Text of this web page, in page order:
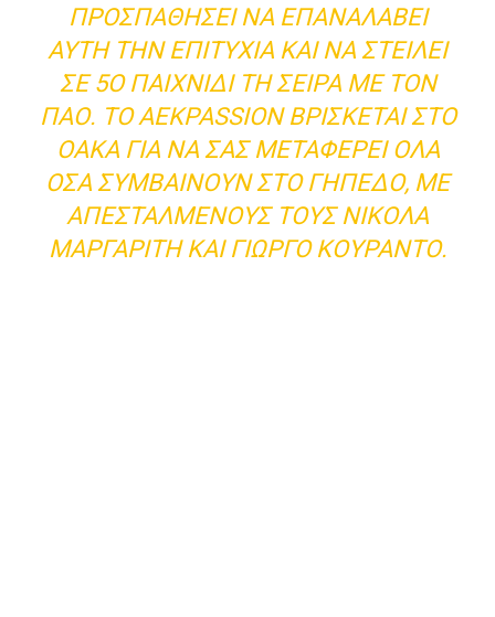
ΠΡΟΣΠΑΘΉΣΕΙ ΝΑ ΕΠΑΝΑΛΆΒΕΙ
ΑΥΤΉ ΤΗΝ ΕΠΙΤΥΧΊΑ ΚΑΙ ΝΑ ΣΤΕΊΛΕΙ
ΣΕ 5Ο ΠΑΙΧΝΊΔΙ ΤΗ ΣΕΙΡΆ ΜΕ ΤΟΝ
ΠΑΟ. ΤΟ AEKPASSION ΒΡΊΣΚΕΤΑΙ ΣΤΟ
ΟΑΚΑ ΓΙΑ ΝΑ ΣΑΣ ΜΕΤΑΦΈΡΕΙ ΌΛΑ
ΌΣΑ ΣΥΜΒΑΊΝΟΥΝ ΣΤΟ ΓΉΠΕΔΟ, ΜΕ
ΑΠΕΣΤΑΛΜΈΝΟΥΣ ΤΟΥΣ ΝΙΚΌΛΑ
ΜΑΡΓΑΡΊΤΗ ΚΑΙ ΓΙΏΡΓΟ ΚΟΥΡΆΝΤΟ.